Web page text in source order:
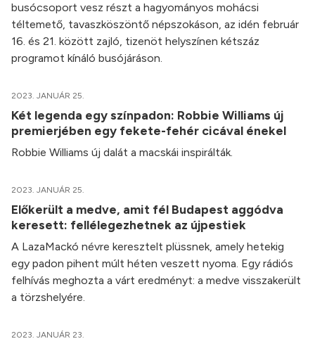
busócsoport vesz részt a hagyományos mohácsi
téltemető, tavaszköszöntő népszokáson, az idén február
16. és 21. között zajló, tizenöt helyszínen kétszáz
programot kínáló busójáráson.
2023. JANUÁR 25.
Két legenda egy színpadon: Robbie Williams új
premierjében egy fekete-fehér cicával énekel
Robbie Williams új dalát a macskái inspirálták.
2023. JANUÁR 25.
Előkerült a medve, amit fél Budapest aggódva
keresett: fellélegezhetnek az újpestiek
A LazaMackó névre keresztelt plüssnek, amely hetekig
egy padon pihent múlt héten veszett nyoma. Egy rádiós
felhívás meghozta a várt eredményt: a medve visszakerült
a törzshelyére.
2023. JANUÁR 23.